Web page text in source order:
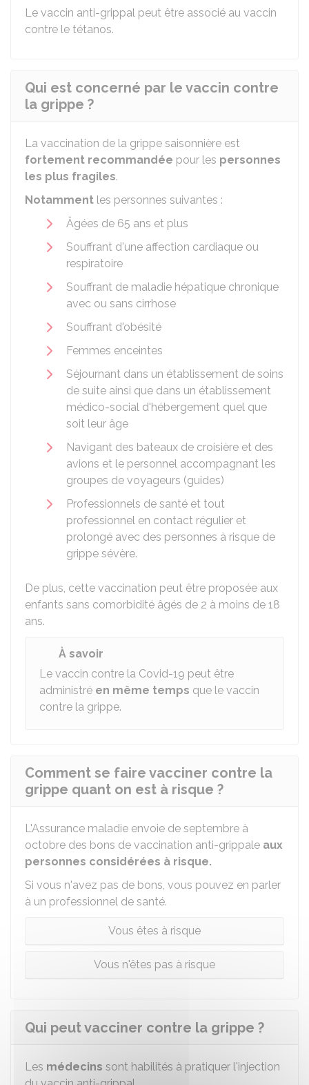
Le vaccin anti-grippal peut être associé au vaccin
contre le tétanos.
Qui est concerné par le vaccin contre
la grippe ?
La vaccination de la grippe saisonnière est
fortement recommandée pour les personnes
les plus fragiles.
Notamment les personnes suivantes :
Âgées de 65 ans et plus
Souffrant d'une affection cardiaque ou
respiratoire
Souffrant de maladie hépatique chronique
avec ou sans cirrhose
Souffrant d'obésité
Femmes enceintes
Séjournant dans un établissement de soins
de suite ainsi que dans un établissement
médico-social d'hébergement quel que
soit leur âge
Navigant des bateaux de croisière et des
avions et le personnel accompagnant les
groupes de voyageurs (guides)
Professionnels de santé et tout
professionnel en contact régulier et
prolongé avec des personnes à risque de
grippe sévère.
De plus, cette vaccination peut être proposée aux
enfants sans comorbidité âgés de 2 à moins de 18
ans.
À savoir
Le vaccin contre la Covid-19 peut être
administré en même temps que le vaccin
contre la grippe.
Comment se faire vacciner contre la
grippe quant on est à risque ?
L'Assurance maladie envoie de septembre à
octobre des bons de vaccination anti-grippale aux
personnes considérées à risque.
Si vous n'avez pas de bons, vous pouvez en parler
à un professionnel de santé.
Vous êtes à risque
Vous n'êtes pas à risque
Qui peut vacciner contre la grippe ?
Les médecins sont habilités à pratiquer l'injection